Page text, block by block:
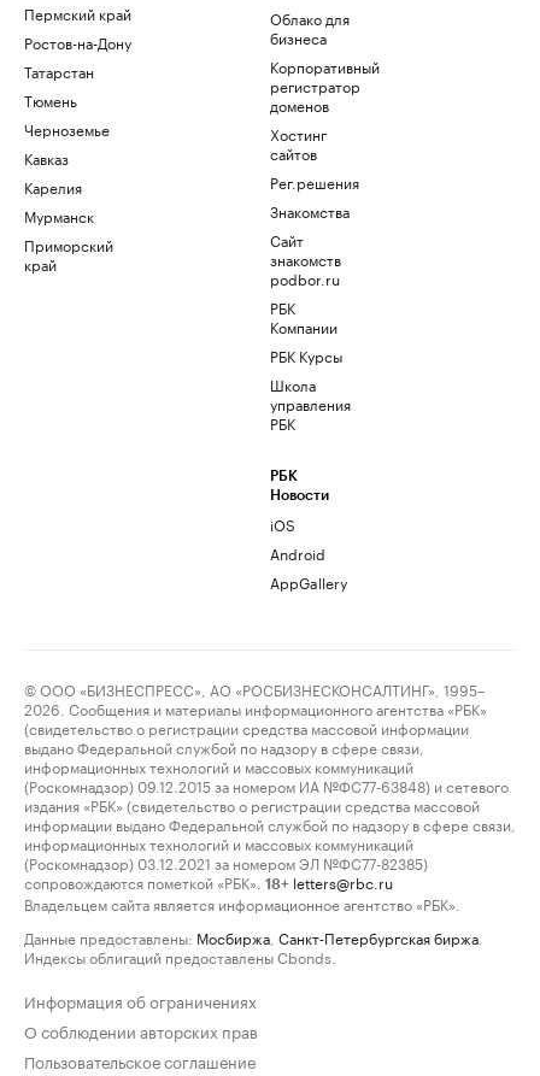
Пермский край
Ростов-на-Дону
Татарстан
Тюмень
Черноземье
Кавказ
Карелия
Мурманск
Приморский
край
Облако для
бизнеса
Корпоративный
регистратор
доменов
Хостинг
сайтов
Рег.решения
Знакомства
Сайт
знакомств
podbor.ru
РБК
Компании
РБК Курсы
Школа
управления
РБК
РБК
Новости
iOS
Android
AppGallery
© ООО «БИЗНЕСПРЕСС», АО «РОСБИЗНЕСКОНСАЛТИНГ», 1995–
2026. Сообщения и материалы информационного агентства «РБК»
(свидетельство о регистрации средства массовой информации
выдано Федеральной службой по надзору в сфере связи,
информационных технологий и массовых коммуникаций
(Роскомнадзор) 09.12.2015 за номером ИА №ФС77-63848) и сетевого
издания «РБК» (свидетельство о регистрации средства массовой
информации выдано Федеральной службой по надзору в сфере связи,
информационных технологий и массовых коммуникаций
(Роскомнадзор) 03.12.2021 за номером ЭЛ №ФС77-82385)
сопровождаются пометкой «РБК».
18+ letters@rbc.ru
Владельцем сайта является информационное агентство «РБК».
Данные предоставлены: Мосбиржа Санкт-Петербургская биржа
Индексы облигаций предоставлены Cbonds.
Информация об ограничениях
О соблюдении авторских прав
Пользовательское соглашение